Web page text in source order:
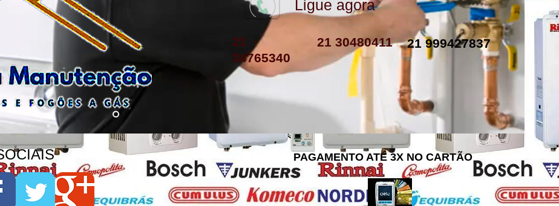
resistencia de boiler eletrico
resistencia eletrica boiler
resistencia para boiler preço
resistencia boiler komeco
Ligue agora
21
34765340
21 30480411 21 999427837
PAGAMENTO ATÉ 3X NO CARTÃO